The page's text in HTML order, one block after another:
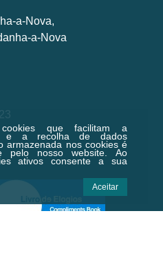
que facilitam a
e a recolha de dados
armazenada nos cookies é
pelo nosso website. Ao
ativos consente a sua
Aceitar
a-Nova,
a-Nova